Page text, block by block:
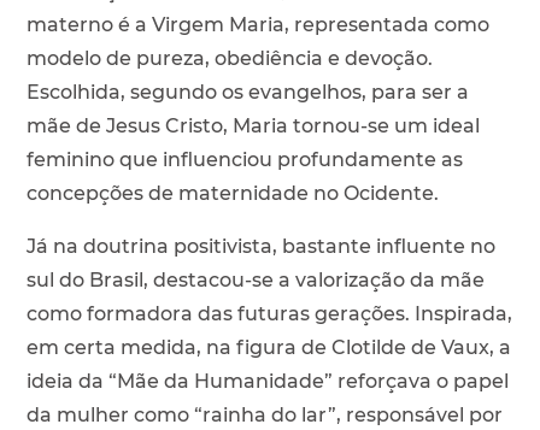
materno é a Virgem Maria, representada como
modelo de pureza, obediência e devoção.
Escolhida, segundo os evangelhos, para ser a
mãe de Jesus Cristo, Maria tornou-se um ideal
feminino que influenciou profundamente as
concepções de maternidade no Ocidente.
Já na doutrina positivista, bastante influente no
sul do Brasil, destacou-se a valorização da mãe
como formadora das futuras gerações. Inspirada,
em certa medida, na figura de Clotilde de Vaux, a
ideia da “Mãe da Humanidade” reforçava o papel
da mulher como “rainha do lar”, responsável por